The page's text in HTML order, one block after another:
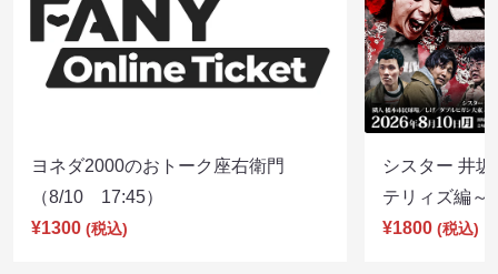
ヨネダ2000のおトーク座右衛門
（8/10 17:45）
¥1300 (税込)
シスター 井
テリィズ編
¥1800 (税込)